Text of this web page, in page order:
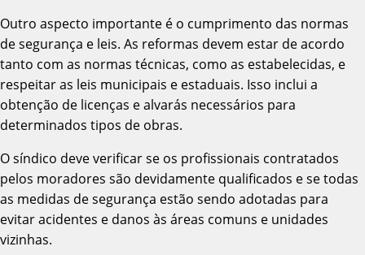
Outro aspecto importante é o cumprimento das normas
de segurança e leis. As reformas devem estar de acordo
tanto com as normas técnicas, como as estabelecidas, e
respeitar as leis municipais e estaduais. Isso inclui a
obtenção de licenças e alvarás necessários para
determinados tipos de obras.
O síndico deve verificar se os profissionais contratados
pelos moradores são devidamente qualificados e se todas
as medidas de segurança estão sendo adotadas para
evitar acidentes e danos às áreas comuns e unidades
vizinhas.